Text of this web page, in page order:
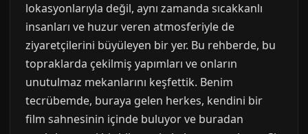
lokasyonlarıyla değil, aynı zamanda sıcakkanlı
insanları ve huzur veren atmosferiyle de
ziyaretçilerini büyüleyen bir yer. Bu rehberde, bu
topraklarda çekilmiş yapımları ve onların
unutulmaz mekanlarını keşfettik. Benim
tecrübemde, buraya gelen herkes, kendini bir
film sahnesinin içinde buluyor ve buradan